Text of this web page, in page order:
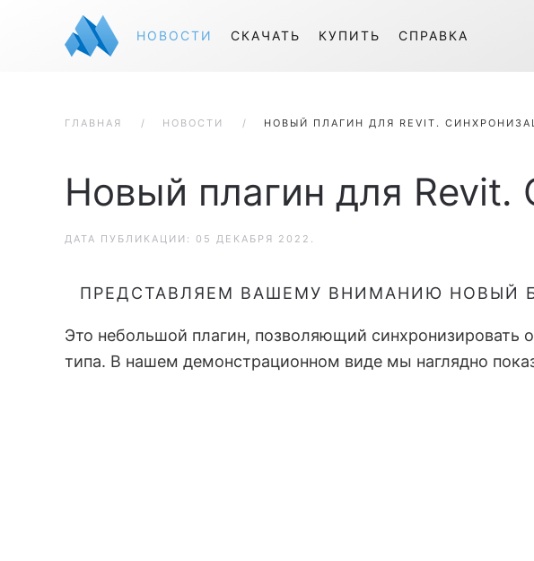
НОВОСТИ СКАЧАТЬ КУПИТЬ СПРАВКА
ГЛАВНАЯ НОВОСТИ НОВЫЙ ПЛАГИН ДЛЯ REVIT.
Новый плагин для Revit.
ДАТА ПУБЛИКАЦИИ: 05 ДЕКАБРЯ 2022 .
ПРЕДСТАВЛЯЕМ ВАШЕМУ ВНИМАНИЮ НОВЫЙ
Это небольшой плагин, позволяющий синхронизировать
типа. В нашем демонстрационном виде мы наглядно